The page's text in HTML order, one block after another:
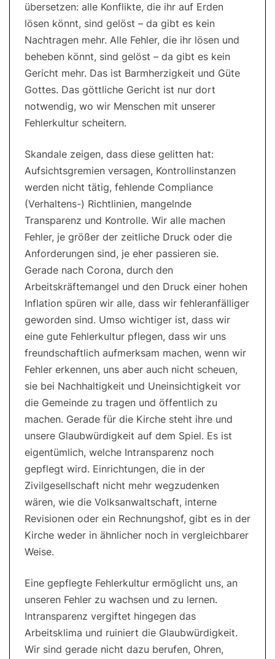
übersetzen: alle Konflikte, die ihr auf Erden
lösen könnt, sind gelöst – da gibt es kein
Nachtragen mehr. Alle Fehler, die ihr lösen und
beheben könnt, sind gelöst – da gibt es kein
Gericht mehr. Das ist Barmherzigkeit und Güte
Gottes. Das göttliche Gericht ist nur dort
notwendig, wo wir Menschen mit unserer
Fehlerkultur scheitern.
Skandale zeigen, dass diese gelitten hat:
Aufsichtsgremien versagen, Kontrollinstanzen
werden nicht tätig, fehlende Compliance
(Verhaltens-) Richtlinien, mangelnde
Transparenz und Kontrolle. Wir alle machen
Fehler, je größer der zeitliche Druck oder die
Anforderungen sind, je eher passieren sie.
Gerade nach Corona, durch den
Arbeitskräftemangel und den Druck einer hohen
Inflation spüren wir alle, dass wir fehleranfälliger
geworden sind. Umso wichtiger ist, dass wir
eine gute Fehlerkultur pflegen, dass wir uns
freundschaftlich aufmerksam machen, wenn wir
Fehler erkennen, uns aber auch nicht scheuen,
sie bei Nachhaltigkeit und Uneinsichtigkeit vor
die Gemeinde zu tragen und öffentlich zu
machen. Gerade für die Kirche steht ihre und
unsere Glaubwürdigkeit auf dem Spiel. Es ist
eigentümlich, welche Intransparenz noch
gepflegt wird. Einrichtungen, die in der
Zivilgesellschaft nicht mehr wegzudenken
wären, wie die Volksanwaltschaft, interne
Revisionen oder ein Rechnungshof, gibt es in der
Kirche weder in ähnlicher noch in vergleichbarer
Weise.
Eine gepflegte Fehlerkultur ermöglicht uns, an
unseren Fehler zu wachsen und zu lernen.
Intransparenz vergiftet hingegen das
Arbeitsklima und ruiniert die Glaubwürdigkeit.
Wir sind gerade nicht dazu berufen, Ohren,